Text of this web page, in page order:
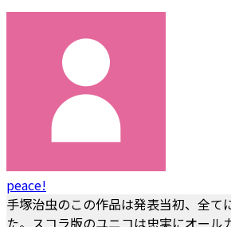
peace!
手塚治虫のこの作品は発表当初、全て
た。スコラ版のユニコは忠実にオール